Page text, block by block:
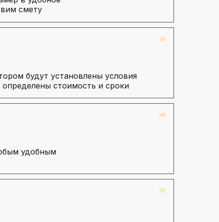
смету
[3]
будут установлены условия
стоимость и сроки
[4]
удобным
[5]